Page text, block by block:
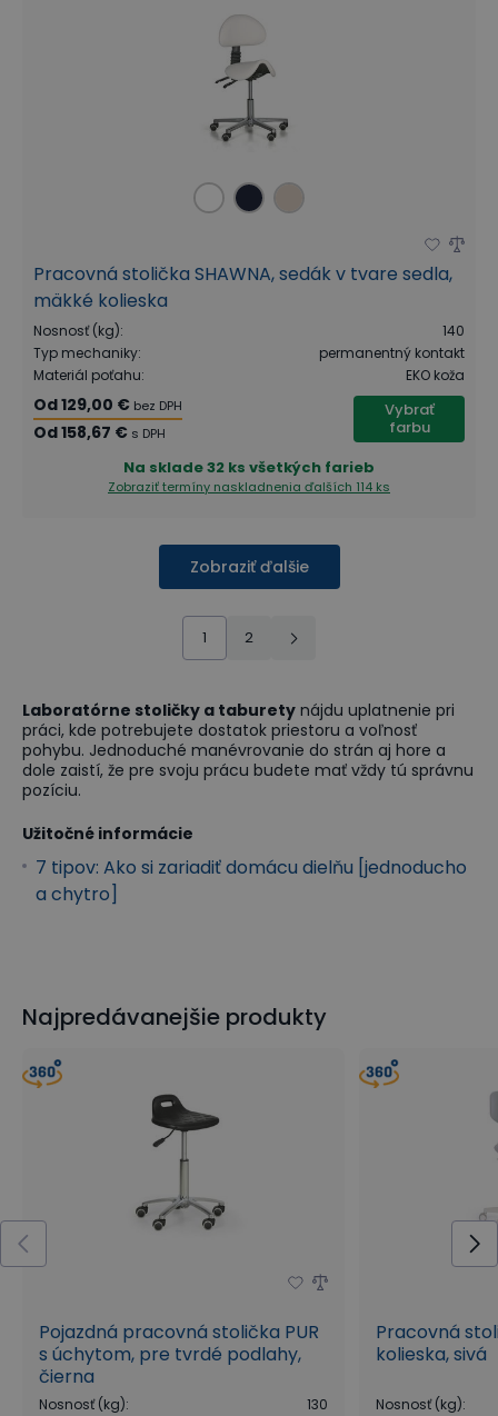
Pracovná stolička SHAWNA, sedák v tvare sedla,
mäkké kolieska
Nosnosť (kg):
140
Typ mechaniky:
permanentný kontakt
Materiál poťahu: EKO koža
Od129,00 € bez DPH
Od158,67 € s DPH
Vybrať
farbu
Na sklade32 ks všetkých farieb
Zobraziť termíny naskladnenia ďalších 114 ks
Zobraziť ďalšie
1 2
Laboratórne stoličky a taburety nájdu uplatnenie pri
práci, kde potrebujete dostatok priestoru a voľnosť
pohybu. Jednoduché manévrovanie do strán aj hore a
dole zaistí, že pre svoju prácu budete mať vždy tú správnu
pozíciu.
Užitočné informácie
7 tipov: Ako si zariadiť domácu dielňu [jednoducho
a chytro]
Najpredávanejšie produkty
Pojazdná pracovná stolička PUR
s úchytom, pre tvrdé podlahy,
čierna
Nosnosť (kg):
130
Pracovná
kolieska, sivá
Nosnosť (kg):